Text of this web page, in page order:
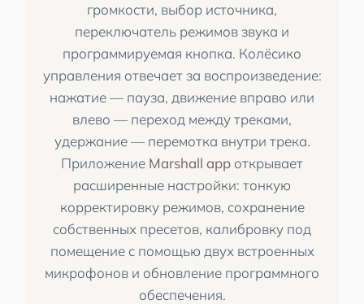
громкости, выбор источника,
переключатель режимов звука и
программируемая кнопка. Колёсико
управления отвечает за воспроизведение:
нажатие — пауза, движение вправо или
влево — переход между треками,
удержание — перемотка внутри трека.
Приложение Marshall app открывает
расширенные настройки: тонкую
корректировку режимов, сохранение
собственных пресетов, калибровку под
помещение с помощью двух встроенных
микрофонов и обновление программного
обеспечения.